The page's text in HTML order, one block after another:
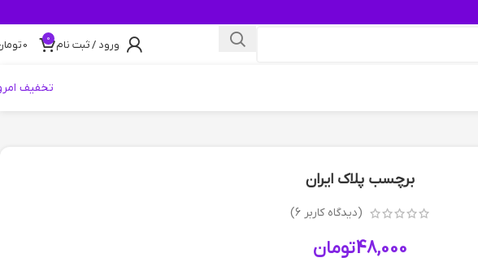
ورود / ثبت نام 0
0
تخفیف
برچسب پلاک ایران
(دیدگاه کاربر6
)
48,000تومان